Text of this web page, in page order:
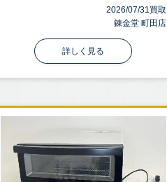
2026/07/31買取
錬金堂 町田店
詳しく見る